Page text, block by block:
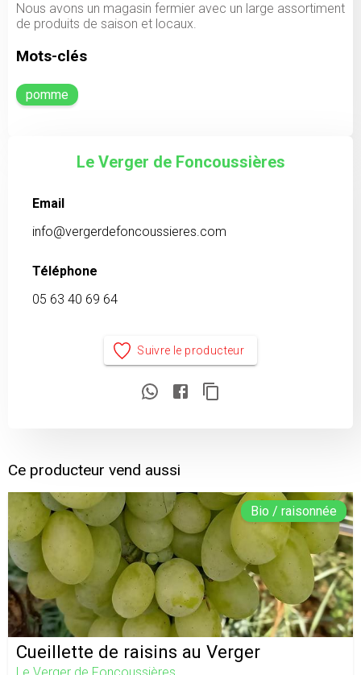
Nous avons un magasin fermier avec un large assortiment
de produits de saison et locaux.
Mots-clés
pomme
Le Verger de Foncoussières
Email
info@vergerdefoncoussieres.com
Téléphone
05 63 40 69 64
Suivre le producteur
Ce producteur vend aussi
Bio / raisonnée
Cueillette de raisins au Verger